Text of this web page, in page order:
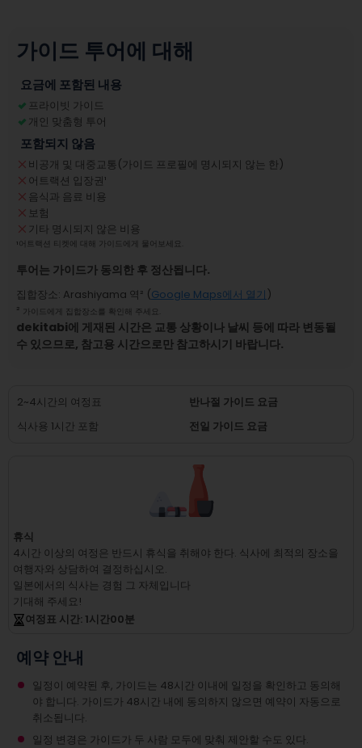
가이드 투어에 대해
요금에 포함된 내용
프라이빗 가이드
개인 맞춤형 투어
포함되지 않음
비공개 및 대중교통(가이드 프로필에 명시되지 않는 한)
어트랙션 입장권¹
음식과 음료 비용
보험
기타 명시되지 않은 비용
¹어트랙션 티켓에 대해 가이드에게 물어보세요.
투어는 가이드가 동의한 후 정산됩니다.
집합장소: Arashiyama 역² (Google Maps에서 열기)
² 가이드에게 집합장소를 확인해 주세요.
dekitabi에 게재된 시간은 교통 상황이나 날씨 등에 따라 변동될
수 있으므로, 참고용 시간으로만 참고하시기 바랍니다.
2~4시간의 여정표
반나절 가이드 요금
식사용 1시간 포함
전일 가이드 요금
휴식
4시간 이상의 여정은 반드시 휴식을 취해야 한다. 식사에 최적의 장소을
여행자와 상담하여 결정하십시오.
일본에서의 식사는 경험 그 자체입니다
기대해 주세요!
여정표 시간: 1시간00분
예약 안내
일정이 예약된 후, 가이드는 48시간 이내에 일정을 확인하고 동의해
야 합니다. 가이드가 48시간 내에 동의하지 않으면 예약이 자동으로
취소됩니다.
일정 변경은 가이드가 두 사람 모두에 맞춰 제안할 수도 있다.